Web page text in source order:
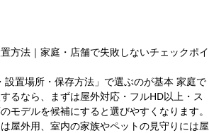
方法｜家庭・店舗で失敗しないチェックポイ
設置場所・保存方法」で選ぶのが基本 家庭で
るなら、まずは屋外対応・フルHD以上・ス
モデルを候補にすると選びやすくなります。
屋外用、室内の家族やペットの見守りには屋